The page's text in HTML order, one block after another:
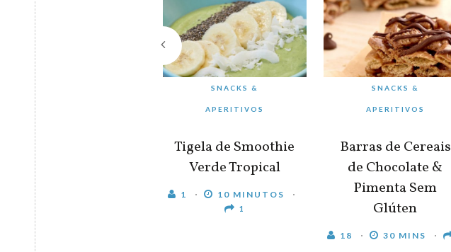
SNACKS &
APERITIVOS
Tigela de Smoothie
Verde Tropical
1 10 MINUTOS
1
SNACKS &
APERITIVOS
Barras de Cereais
de Chocolate &
Pimenta Sem
Glúten
18 30 MINS